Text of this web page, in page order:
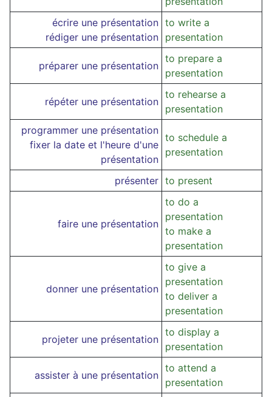
écrire une présentation
rédiger une présentation
to write a
presentation
préparer une présentation
to prepare a
presentation
répéter une présentation
to rehearse a
presentation
programmer une présentation
fixer la date et l'heure d'une
présentation
to schedule a
presentation
présenter to present
faire une présentation
to do a
presentation
to make a
presentation
donner une présentation
to give a
presentation
to deliver a
presentation
projeter une présentation
to display a
presentation
assister à une présentation
to attend a
presentation